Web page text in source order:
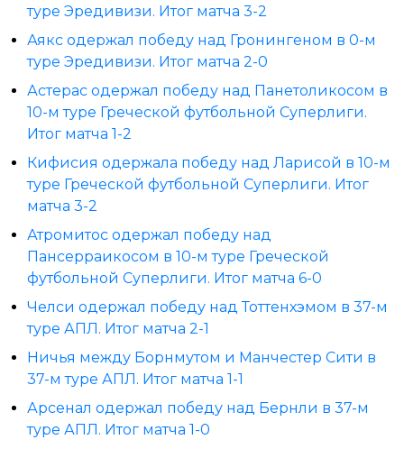
туре Эредивизи. Итог матча 3-2
Аякс одержал победу над Гронингеном в 0-м
туре Эредивизи. Итог матча 2-0
Астерас одержал победу над Панетоликосом в
10-м туре Греческой футбольной Суперлиги.
Итог матча 1-2
Кифисия одержала победу над Ларисой в 10-м
туре Греческой футбольной Суперлиги. Итог
матча 3-2
Атромитос одержал победу над
Пансерраикосом в 10-м туре Греческой
футбольной Суперлиги. Итог матча 6-0
Челси одержал победу над Тоттенхэмом в 37-м
туре АПЛ. Итог матча 2-1
Ничья между Борнмутом и Манчестер Сити в
37-м туре АПЛ. Итог матча 1-1
Арсенал одержал победу над Бернли в 37-м
туре АПЛ. Итог матча 1-0